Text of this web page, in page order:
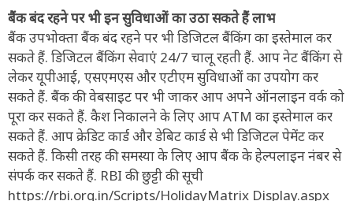
बैंक बंद रहने पर भी इन सुविधाओं का उठा सकते हैं लाभ
बैंक उपभोक्ता बैंक बंद रहने पर भी डिजिटल बैंकिंग का इस्तेमाल कर
सकते हैं. डिजिटल बैंकिंग सेवाएं 24/7 चालू रहती हैं. आप नेट बैंकिंग से
लेकर यूपीआई, एसएमएस और एटीएम सुविधाओं का उपयोग कर
सकते हैं. बैंक की वेबसाइट पर भी जाकर आप अपने ऑनलाइन वर्क को
पूरा कर सकते हैं. कैश निकालने के लिए आप ATM का इस्तेमाल कर
सकते हैं. आप क्रेडिट कार्ड और डेबिट कार्ड से भी डिजिटल पेमेंट कर
सकते हैं. किसी तरह की समस्या के लिए आप बैंक के हेल्पलाइन नंबर से
संपर्क कर सकते हैं. RBI की छुट्टी की सूची
https://rbi.org.in/Scripts/HolidayMatrix Display.aspx